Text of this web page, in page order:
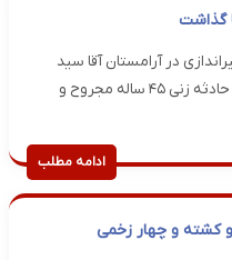
گذاشت
در آرامستان آقا سید
مرتضی لاهیجان خبر داد و گفت: در این حادثه زنی ۴۵ ساله مجروح و
ادامه مطلب
کشته و چهار زخمی